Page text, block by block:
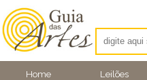
Home Leilões